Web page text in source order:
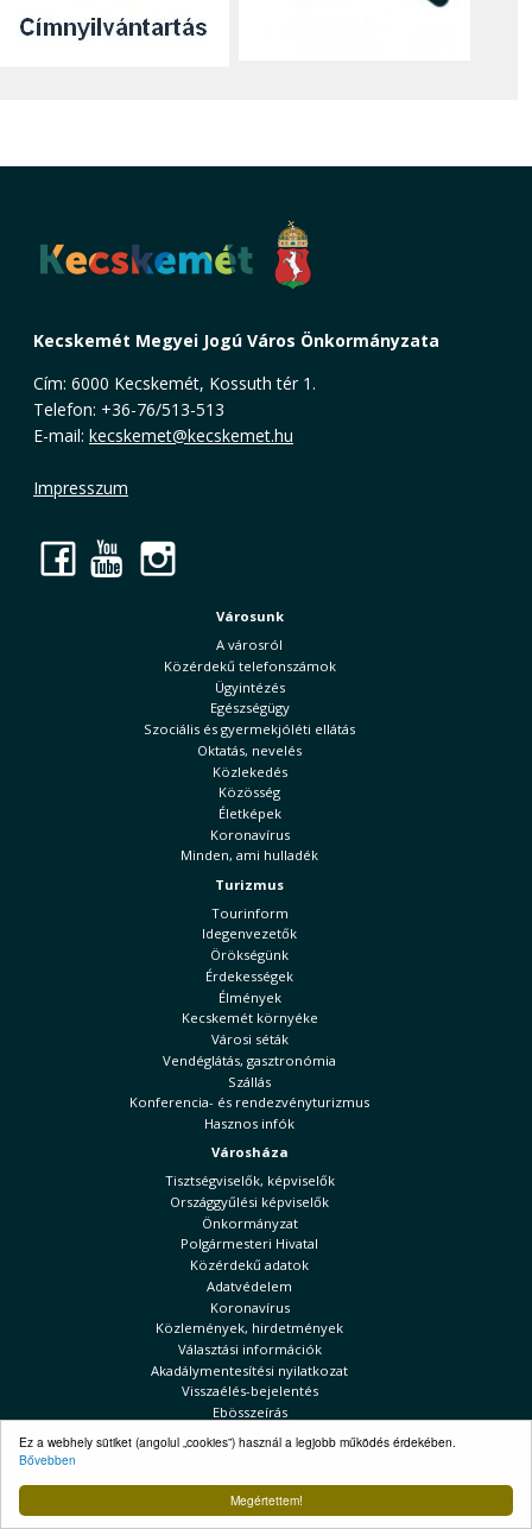
Megértettem!
Ez a webhely sütiket (angolul „cookies”) használ a legjobb működés érdekében.
Bővebben
Kecskemét Megyei Jogú Város Önkormányzata
Cím: 6000 Kecskemét, Kossuth tér 1.
Telefon: +36-76/513-513
E-mail: kecskemet@kecskemet.hu
Impresszum
Facebook
YouTube
Városunk
A városról
Közérdekű telefonszámok
Ügyintézés
Egészségügy
Szociális és gyermekjóléti ellátás
Oktatás, nevelés
Közlekedés
Közösség
Életképek
Koronavírus
Minden, ami hulladék
Turizmus
Tourinform
Idegenvezetők
Örökségünk
Érdekességek
Élmények
Kecskemét környéke
Városi séták
Vendéglátás, gasztronómia
Szállás
Konferencia- és rendezvényturizmus
Hasznos infók
Városháza
Tisztségviselők, képviselők
Országgyűlési képviselők
Önkormányzat
Polgármesteri Hivatal
Közérdekű adatok
Adatvédelem
Koronavírus
Közlemények, hirdetmények
Választási információk
Akadálymentesítési nyilatkozat
Visszaélés-bejelentés
Ebösszeírás
Kecskeméti Hírek